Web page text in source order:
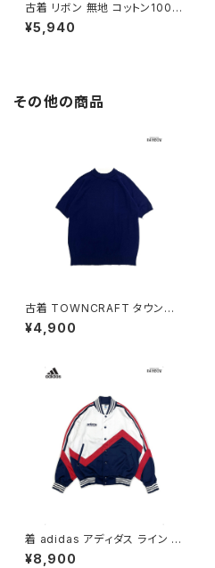
古着 リボン 無地 コットン100％
ロング丈 スカート ベージュ (ba
2607019)
¥5,940
その他の商品
古着 TOWNCRAFT タウンク
ラフト 無地 半袖 ニット 紺 (ttu2
509075)
¥4,900
着 adidas アディダス ライン メ
ッシュ ロゴ 刺繍 前開き 無地 長
¥8,900